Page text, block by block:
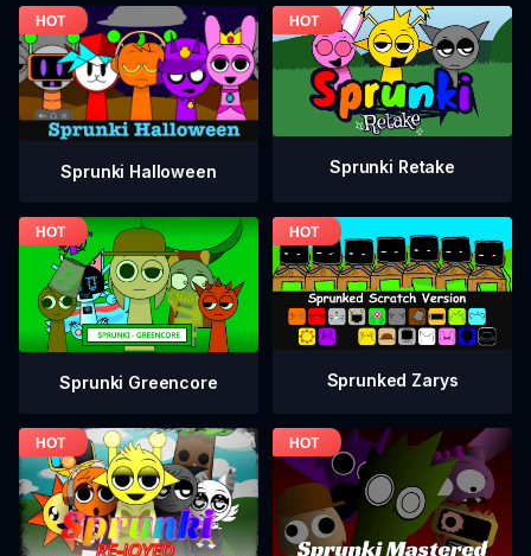
Sprunki Halloween Sprunki Retake
Sprunki Greencore Sprunked Zarys